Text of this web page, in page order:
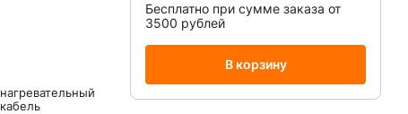
нагревательный
кабель
Бесплатно при сумме заказа от
3500 рублей
В корзину